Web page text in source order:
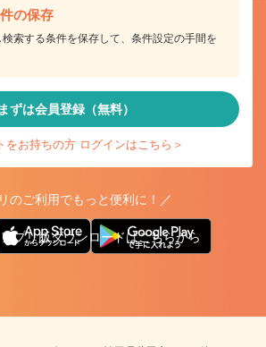
の保存
索する条件を保存して、条件設定の手間を
まずは会員登録（無料）
をお持ちの方 ログインはこちら＞
のご利用でもっと便利に！／
アプリ版ダウンロードはこちらから